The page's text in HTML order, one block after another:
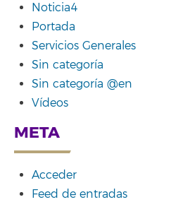
Noticia4
Portada
Servicios Generales
Sin categoría
Sin categoría @en
Vídeos
META
Acceder
Feed de entradas